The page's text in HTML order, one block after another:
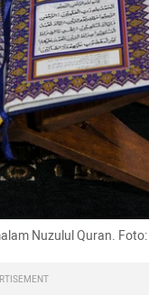
Nuzulul Quran.